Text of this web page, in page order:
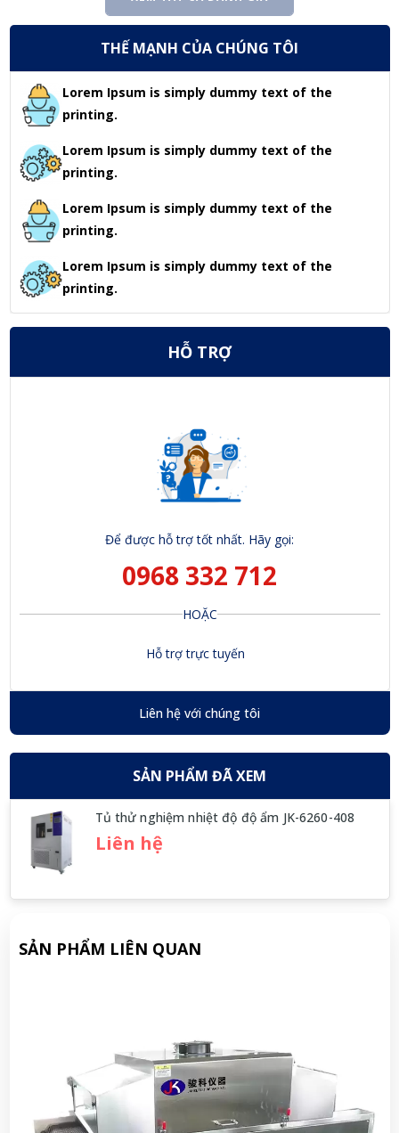
THẾ MẠNH CỦA CHÚNG TÔI
Lorem Ipsum is simply dummy text of the
printing.
Lorem Ipsum is simply dummy text of the
printing.
Lorem Ipsum is simply dummy text of the
printing.
Lorem Ipsum is simply dummy text of the
printing.
HỖ TRỢ
Để được hỗ trợ tốt nhất. Hãy gọi:
0968 332 712
HOẶC
Hỗ trợ trực tuyến
Liên hệ với chúng tôi
SẢN PHẨM ĐÃ XEM
Tủ thử nghiệm nhiệt độ độ ẩm JK-6260-408
Liên hệ
SẢN PHẨM LIÊN QUAN